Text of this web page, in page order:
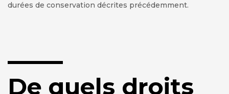
durées de conservation décrites précédemment.
De quels droits